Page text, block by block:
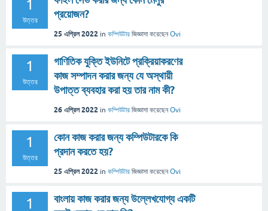
1
উত্তর
প্রয়োজন?
25 এপ্রিল 2022 in কম্পিউটার জিজ্ঞাসা করেছেনOvi
1
উত্তর
গাণিতিক যুক্তি ইউনিটে প্রক্রিয়াকরণের
কাজ সম্পাদন করার জন্য যে অস্থায়ী
উপাত্ত ব্যবহার করা হয় তার নাম কী?
26 এপ্রিল 2022 in কম্পিউটার জিজ্ঞাসা করেছেনOvi
1
উত্তর
কোন কাজ করার জন্য কম্পিউটারকে কি
প্রদান করতে হয়?
25 এপ্রিল 2022 in কম্পিউটার জিজ্ঞাসা করেছেনOvi
1
বাংলায় কাজ করার জন্য উল্লেখযোগ্য একটি